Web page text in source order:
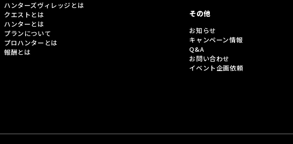
ハンターズヴィレッジとは
クエストとは
ハンターとは
プランについて
プロハンターとは
報酬とは
その他
お知らせ
キャンペーン情報
Q&A
お問い合わせ
イベント企画依頼